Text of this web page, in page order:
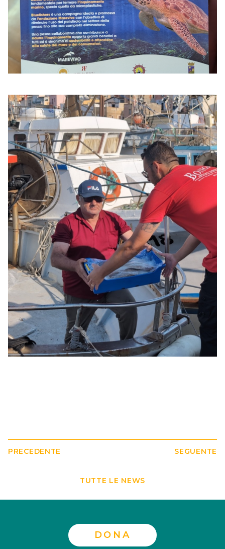
PRECEDENTE
TUTTE LE NEWS
SEGUENTE
DONA